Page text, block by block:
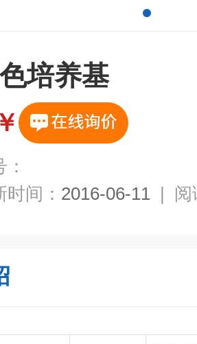
培养基
￥
时间： 2016-06-11 | 阅